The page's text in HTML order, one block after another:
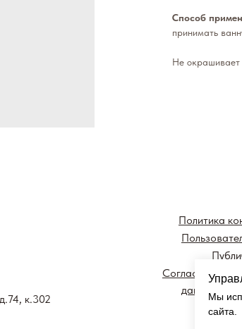
Способ
принимать
Не окрашивает
Мы
сайта.
Политика
к.302
Согласие на
данных и